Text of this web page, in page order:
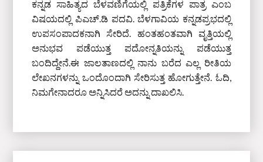
ಕನ್ನಡ ಸಾಹಿತ್ಯದ ಬೆಳವಣಿಗೆಯಲ್ಲಿ ಪತ್ರಿಕೆಗಳ ಪಾತ್ರ ಎಂಬ
ವಿಷಯದಲ್ಲಿ ಪಿಎಚ್‌.ಡಿ ಪದವಿ. ಬೆಳಗಾವಿಯ ಕನ್ನಡಪ್ರಭದಲ್ಲಿ
ಉಪಸಂಪಾದಕನಾಗಿ ಸೇರಿದೆ. ಹಂತಹಂತವಾಗಿ ವೃತ್ತಿಯಲ್ಲಿ
ಅನುಭವ ಪಡೆಯುತ್ತ ಪದೋನ್ನತಿಯನ್ನು ಪಡೆಯುತ್ತ
ಬಂದಿದ್ದೇನೆ.ಈ ಜಾಲತಾಣದಲ್ಲಿ ನಾನು ಬರೆದ ಎಲ್ಲ ರೀತಿಯ
ಲೇಖನಗಳನ್ನು ಒಂದೊಂದಾಗಿ ಸೇರಿಸುತ್ತ ಹೋಗುತ್ತೇನೆ. ಓದಿ,
ನಿಮಗೇನಾದರೂ ಅನ್ನಿಸಿದರೆ ಅದನ್ನು ದಾಖಲಿಸಿ.